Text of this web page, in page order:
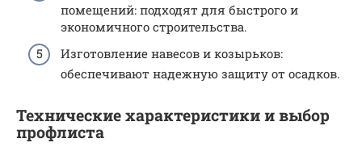
помещений: подходят для быстрого и
экономичного строительства.
Изготовление навесов и козырьков:
обеспечивают надежную защиту от осадков.
Технические характеристики и выбор
профлиста